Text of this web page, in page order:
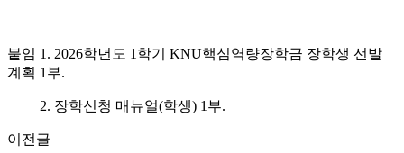
붙임 1. 2026학년도 1학기 KNU핵심역량장학금 장학생 선발
계획 1부.
2. 장학신청 매뉴얼(학생) 1부.
이전글